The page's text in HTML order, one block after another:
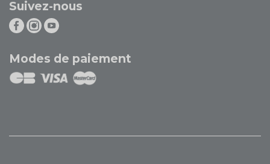
Suivez-nous
Modes de paiement